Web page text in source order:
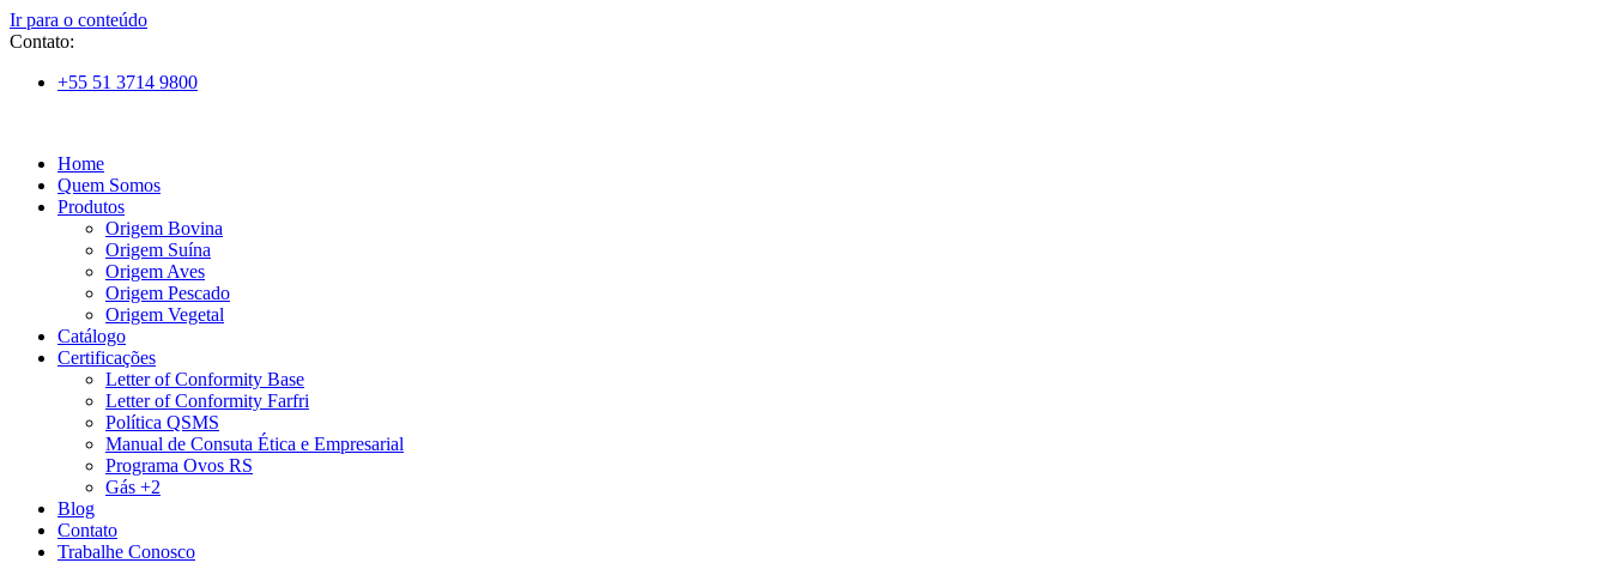
Ir para o conteúdo
Contato:
+55 51 3714 9800
Home
Quem Somos
Produtos
Origem Bovina
Origem Suína
Origem Aves
Origem Pescado
Origem Vegetal
Catálogo
Certificações
Letter of Conformity Base
Letter of Conformity Farfri
Política QSMS
Manual de Consuta Ética e Empresarial
Programa Ovos RS
Gás +2
Blog
Contato
Trabalhe Conosco